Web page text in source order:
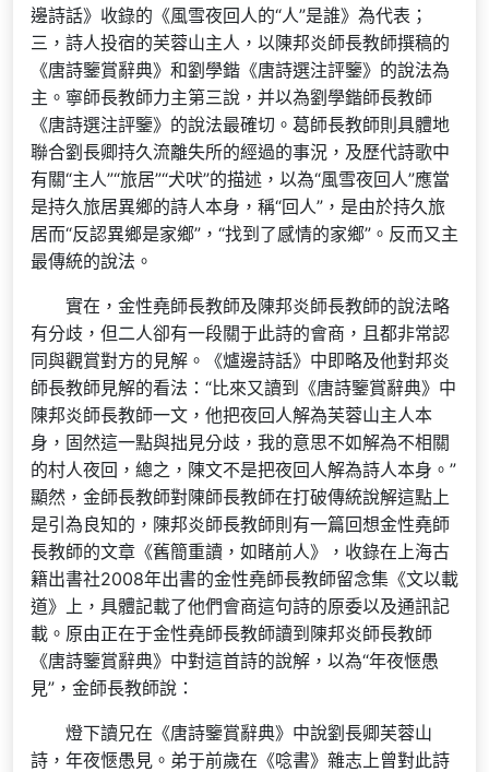
邊詩話》收錄的《風雪夜回人的“人”是誰》為代表；
三，詩人投宿的芙蓉山主人，以陳邦炎師長教師撰稿的
《唐詩鑒賞辭典》和劉學鍇《唐詩選注評鑒》的說法為
主。寧師長教師力主第三說，并以為劉學鍇師長教師
《唐詩選注評鑒》的說法最確切。葛師長教師則具體地
聯合劉長卿持久流離失所的經過的事況，及歷代詩歌中
有關“主人”“旅居”“犬吠”的描述，以為“風雪夜回人”應當
是持久旅居異鄉的詩人本身，稱“回人”，是由於持久旅
居而“反認異鄉是家鄉”，“找到了感情的家鄉”。反而又主
最傳統的說法。
實在，金性堯師長教師及陳邦炎師長教師的說法略
有分歧，但二人卻有一段關于此詩的會商，且都非常認
同與觀賞對方的見解。《爐邊詩話》中即略及他對邦炎
師長教師見解的看法：“比來又讀到《唐詩鑒賞辭典》中
陳邦炎師長教師一文，他把夜回人解為芙蓉山主人本
身，固然這一點與拙見分歧，我的意思不如解為不相關
的村人夜回，總之，陳文不是把夜回人解為詩人本身。”
顯然，金師長教師對陳師長教師在打破傳統說解這點上
是引為良知的，陳邦炎師長教師則有一篇回想金性堯師
長教師的文章《舊簡重讀，如睹前人》，收錄在上海古
籍出書社2008年出書的金性堯師長教師留念集《文以載
道》上，具體記載了他們會商這句詩的原委以及通訊記
載。原由正在于金性堯師長教師讀到陳邦炎師長教師
《唐詩鑒賞辭典》中對這首詩的說解，以為“年夜愜愚
見”，金師長教師說：
燈下讀兄在《唐詩鑒賞辭典》中說劉長卿芙蓉山
詩，年夜愜愚見。弟于前歲在《唸書》雜志上曾對此詩